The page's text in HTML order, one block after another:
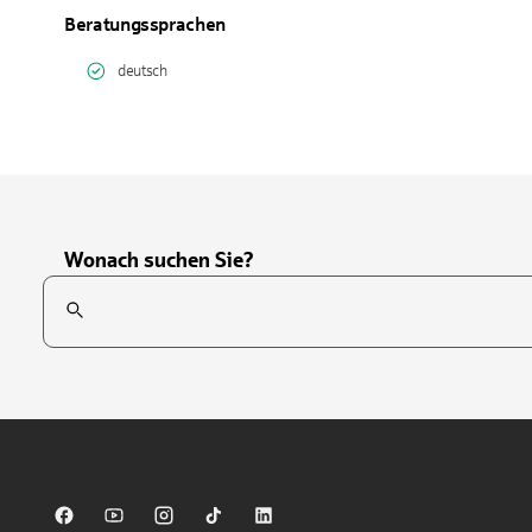
Beratungssprachen
deutsch
Wonach suchen Sie?
Suchfeld
Sparkasse auf Facebook
Sparkasse auf Youtube
Sparkasse auf Instagram
Sparkasse auf TikTok
Sparkasse auf LinkedIn